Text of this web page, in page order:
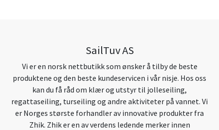
SailTuv AS
Vi er en norsk nettbutikk som ønsker å tilby de beste
produktene og den beste kundeservicen i vår nisje. Hos oss
kan du få råd om klær og utstyr til jolleseiling,
regattaseiling, turseiling og andre aktiviteter på vannet. Vi
er Norges største forhandler av innovative produkter fra
Zhik. Zhik er en av verdens ledende merker innen